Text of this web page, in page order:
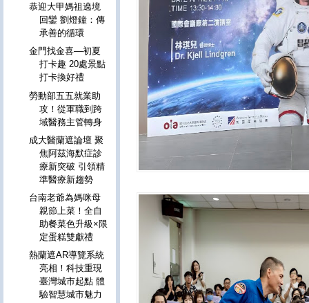
恭迎大甲媽祖遶境
回鑾 劉燈鐘：傳
承善的循環
金門找金喜—初夏
打卡趣 20處景點
打卡換好禮
勞動部五五就業助
攻！從軍職到跨
域醫務主管轉身
成大醫蘭遮論壇 聚
焦阿茲海默症診
療新突破 引領精
準醫療新趨勢
台南老爺為媽咪母
親節上菜！全自
助餐菜色升級×限
定蛋糕雙獻禮
熱蘭遮AR導覽系統
亮相！科技重現
臺灣城市起點 體
驗智慧城市魅力